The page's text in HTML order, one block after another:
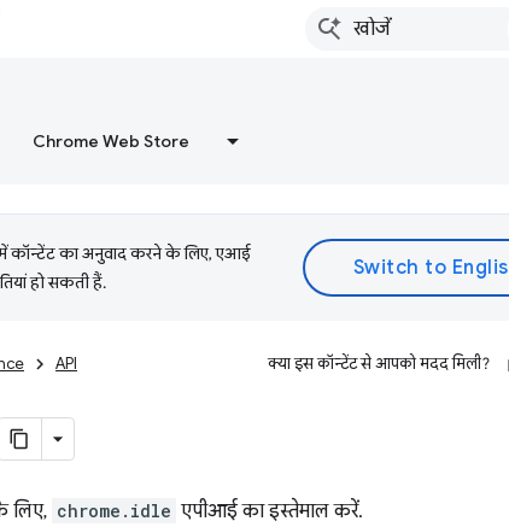
Chrome Web Store
कॉन्टेंट का अनुवाद करने के लिए, एआई
हो सकती हैं.
API क्या इस कॉन्टेंट से आपको मदद मिली?
लिए, chrome.idle एपीआई का इस्तेमाल करें.